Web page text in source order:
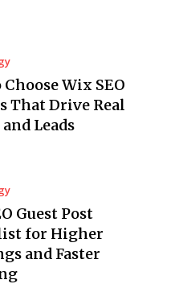
Wix SEO
That Drive Real
Leads
Guest Post
for Higher
and Faster